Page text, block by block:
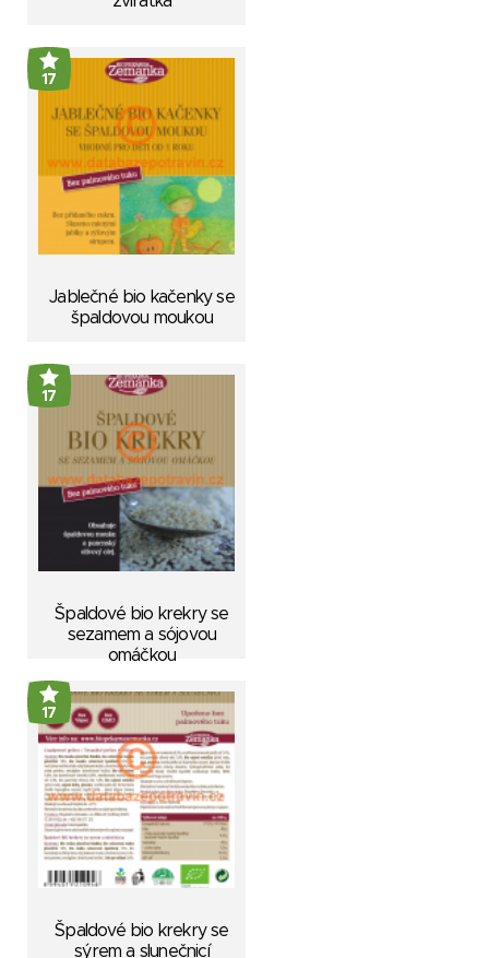
17
Jablečné bio kačenky se
špaldovou moukou
17
Špaldové bio krekry se
sezamem a sójovou
omáčkou
17
Špaldové bio krekry se
sýrem a slunečnicí